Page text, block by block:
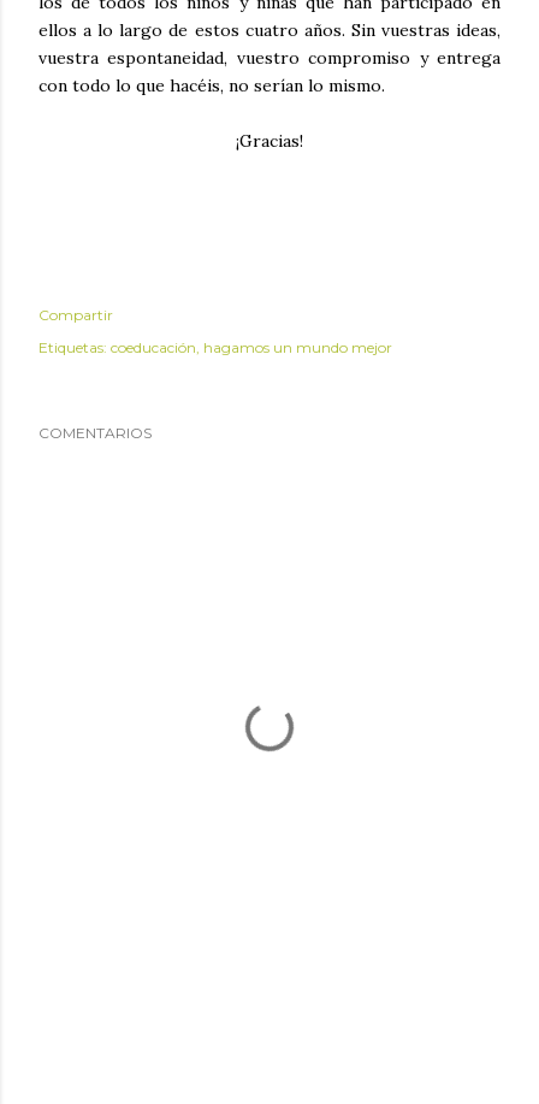
ellos a lo largo de estos cuatro años. Sin vuestras ideas,
vuestra espontaneidad, vuestro compromiso y entrega
con todo lo que hacéis, no serían lo mismo.
¡Gracias!
Compartir
Etiquetas: coeducación hagamos un mundo mejor
COMENTARIOS